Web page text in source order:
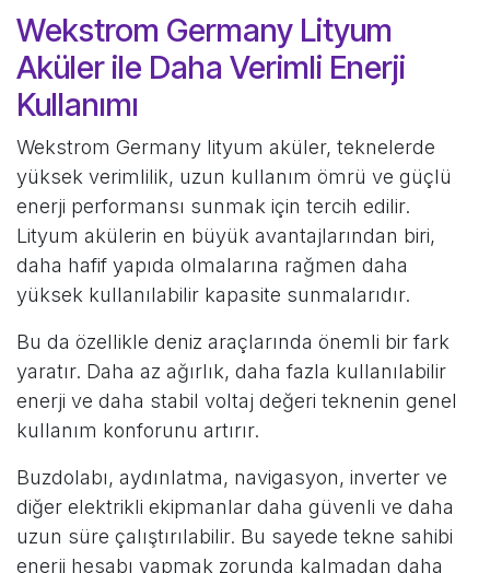
Wekstrom Germany Lityum
Aküler ile Daha Verimli Enerji
Kullanımı
Wekstrom Germany lityum aküler, teknelerde
yüksek verimlilik, uzun kullanım ömrü ve güçlü
enerji performansı sunmak için tercih edilir.
Lityum akülerin en büyük avantajlarından biri,
daha hafif yapıda olmalarına rağmen daha
yüksek kullanılabilir kapasite sunmalarıdır.
Bu da özellikle deniz araçlarında önemli bir fark
yaratır. Daha az ağırlık, daha fazla kullanılabilir
enerji ve daha stabil voltaj değeri teknenin genel
kullanım konforunu artırır.
Buzdolabı, aydınlatma, navigasyon, inverter ve
diğer elektrikli ekipmanlar daha güvenli ve daha
uzun süre çalıştırılabilir. Bu sayede tekne sahibi
enerji hesabı yapmak zorunda kalmadan daha